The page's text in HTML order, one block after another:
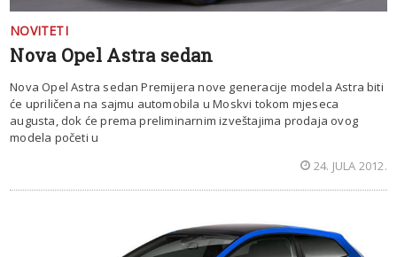
NOVITETI
Nova Opel Astra sedan
Nova Opel Astra sedan Premijera nove generacije modela Astra biti
će upriličena na sajmu automobila u Moskvi tokom mjeseca
augusta, dok će prema preliminarnim izveštajima prodaja ovog
modela početi u
24. JULA 2012.